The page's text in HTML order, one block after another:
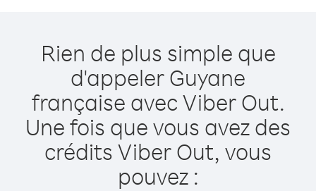
Rien de plus simple que
d'appeler Guyane
française avec Viber Out.
Une fois que vous avez des
crédits Viber Out, vous
pouvez :